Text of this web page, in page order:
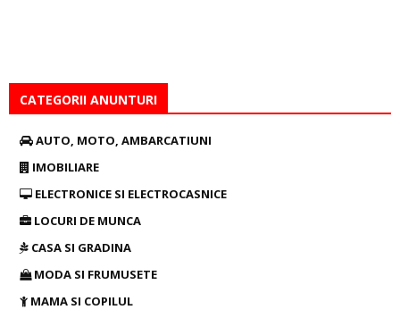
CATEGORII ANUNTURI
AUTO, MOTO, AMBARCATIUNI
IMOBILIARE
ELECTRONICE SI ELECTROCASNICE
LOCURI DE MUNCA
CASA SI GRADINA
MODA SI FRUMUSETE
MAMA SI COPILUL